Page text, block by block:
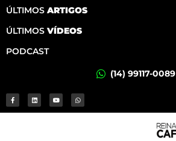
ÚLTIMOS ARTIGOS
ÚLTIMOS VÍDEOS
PODCAST
(14) 99117-0089